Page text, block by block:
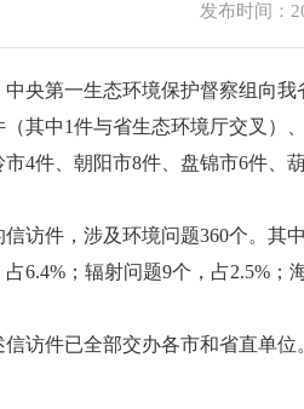
发布时间：
第一生态环境保护督察组向我
（其中1件与省生态环境厅交叉）
市4件、朝阳市8件、盘锦市6件、
件，涉及环境问题360个。其中
6.4%；辐射问题9个，占2.5%
件已全部交办各市和省直单位